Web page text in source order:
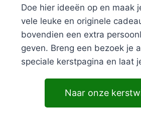
Doe hier ideeën op en maak
vele leuke en originele
bovendien een extra
geven. Breng een bezoek je
speciale kerstpagina en laat
Naar onze